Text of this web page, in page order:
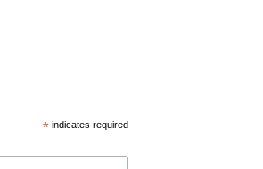
* indicates required